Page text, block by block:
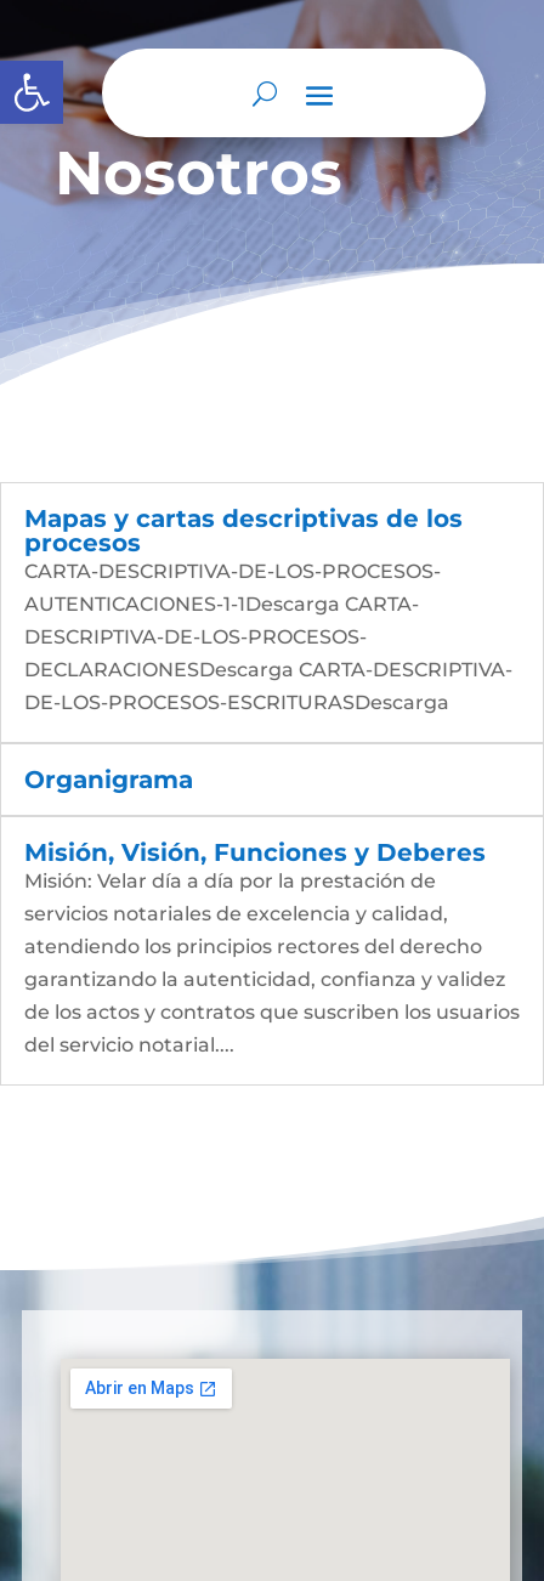
Abrir barra de herramientas
Nosotros
Mapas y cartas descriptivas de los
procesos
CARTA-DESCRIPTIVA-DE-LOS-PROCESOS-
AUTENTICACIONES-1-1Descarga CARTA-
DESCRIPTIVA-DE-LOS-PROCESOS-
DECLARACIONESDescarga CARTA-DESCRIPTIVA-
DE-LOS-PROCESOS-ESCRITURASDescarga
Organigrama
Misión, Visión, Funciones y Deberes
Misión: Velar día a día por la prestación de
servicios notariales de excelencia y calidad,
atendiendo los principios rectores del derecho
garantizando la autenticidad, confianza y validez
de los actos y contratos que suscriben los usuarios
del servicio notarial....